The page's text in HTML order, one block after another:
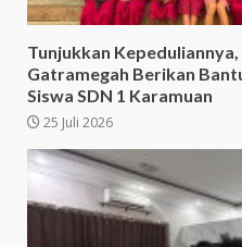
Tunjukkan
Gatramegah Berikan
Siswa SDN 1 Karamuan
25 Juli 2026